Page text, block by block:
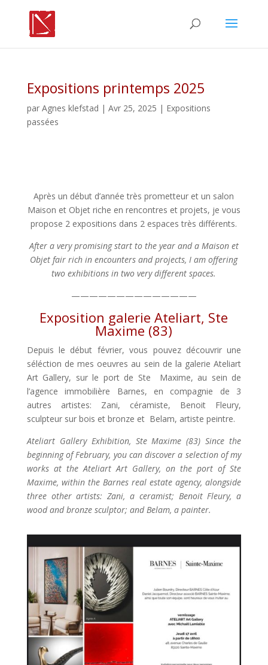
Expositions printemps 2025
par Agnes klefstad | Avr 25, 2025 | Expositions
passées
Après un début d’année très prometteur et un salon
Maison et Objet riche en rencontres et projets, je vous
propose 2 expositions dans 2 espaces très différents.
After a very promising start to the year and a Maison et
Objet fair rich in encounters and projects, I am offering
two exhibitions in two very different spaces.
——————————————
Exposition galerie Ateliart, Ste
Maxime (83)
Depuis le début février, vous pouvez découvrir une
séléction de mes oeuvres au sein de la galerie Ateliart
Art Gallery, sur le port de Ste Maxime, au sein de
l’agence immobilière Barnes, en compagnie de 3
autres artistes: Zani, céramiste, Benoit Fleury,
sculpteur sur bois et bronze et Belam, artiste peintre.
Ateliart Gallery Exhibition, Ste Maxime (83) Since the
beginning of February, you can discover a selection of my
works at the Ateliart Art Gallery, on the port of Ste
Maxime, within the Barnes real estate agency, alongside
three other artists: Zani, a ceramist; Benoit Fleury, a
wood and bronze sculptor; and Belam, a painter.